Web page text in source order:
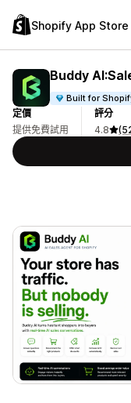
Shopify App Store
Buddy
Built for
定價
提供免費試用
評分
4.8